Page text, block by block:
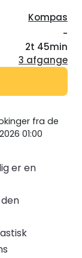
Kompas
-
2t 45min
3 afgange
fra de
01:00
er en